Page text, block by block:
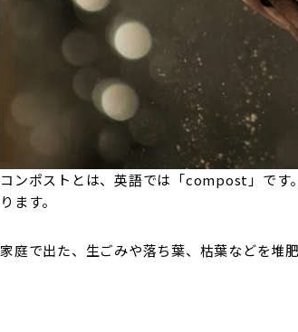
コンポストとは、英語では「compost」です
ります。
家庭で出た、生ごみや落ち葉、枯葉などを堆